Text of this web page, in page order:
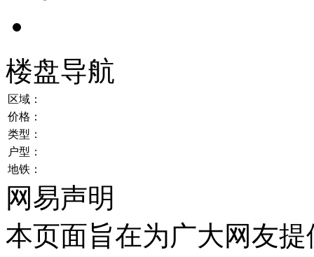
楼盘导航
区域：
价格：
类型：
户型：
地铁：
网易声明
本页面旨在为广大网友